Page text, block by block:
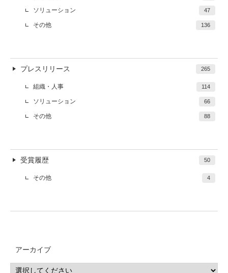
ソリューション 47
その他 136
プレスリリース 265
組織・人事 114
ソリューション 66
その他 88
受賞履歴 50
その他 4
アーカイブ